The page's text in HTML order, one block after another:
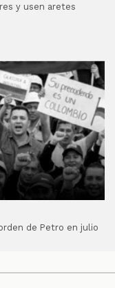
y usen aretes
de Petro en julio